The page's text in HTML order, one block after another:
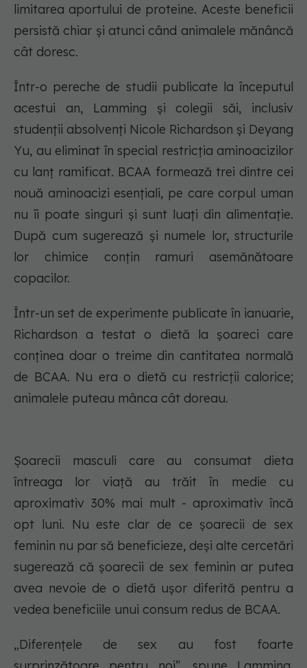
limitarea aportului de proteine. Aceste beneficii
persistă chiar și atunci când animalele mănâncă
cât doresc.
Într-o pereche de studii publicate la începutul
acestui an, Lamming și colegii săi, inclusiv
studenții absolvenți Nicole Richardson și Deyang
Yu, au eliminat în special restricția aminoacizilor
cu lanț ramificat. BCAA formează trei dintre cei
nouă aminoacizi esențiali, pe care corpul uman
nu îi poate singuri și sunt luați din alimentație.
După cum sugerează și numele lor, structurile
lor chimice conțin ramuri asemănătoare
copacilor.
Într-un set de experimente publicate în ianuarie,
Richardson a testat o dietă la șoareci care
conținea doar o treime din cantitatea normală
de BCAA. Nu era o dietă cu restricții calorice;
animalele puteau mânca cât doreau.
Șoarecii masculi care au consumat dieta
întreaga lor viață au trăit în medie cu
aproximativ 30% mai mult - aproximativ încă
opt luni. Nu este clar de ce șoarecii de sex
feminin nu par să beneficieze, deși alte cercetări
sugerează că șoarecii de sex feminin ar putea
avea nevoie de o dietă ușor diferită pentru a
vedea beneficiile unui consum redus de BCAA.
„Diferențele de sex au fost foarte